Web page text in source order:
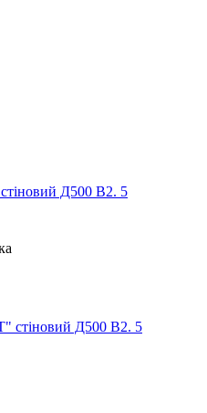
Д500 В2. 5